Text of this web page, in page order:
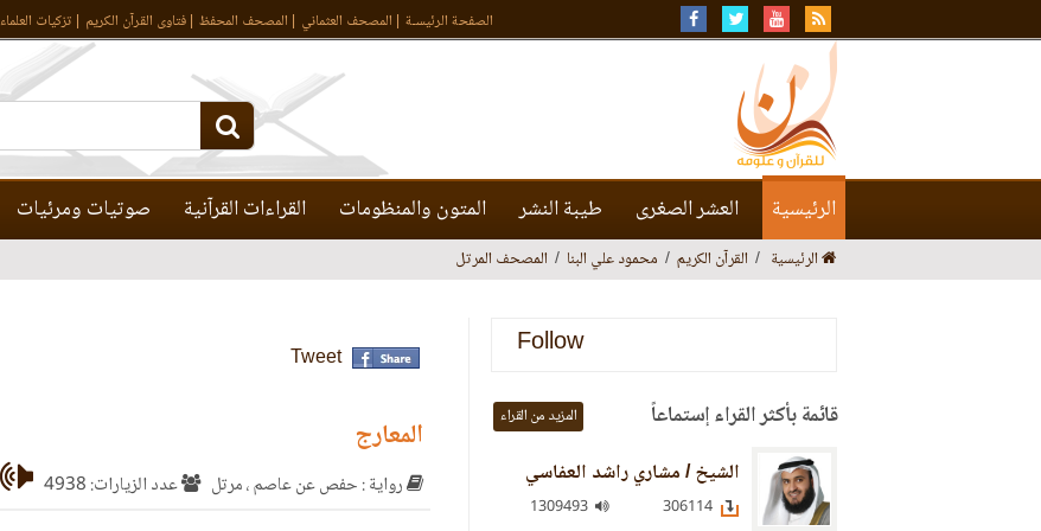
الصفحة الرئيسـة المصحف العثماني المصحف المحفظ فتاوى القرآن الكريم تزكيات العلماء
الرئيسية العشر الصغرى طيبة النشر المتون والمنظومات القراءات القرآنية صوتيات ومرئيات
الرئيسية القرآن الكريم محمود علي البنا المصحف المرتل
Tweet
المعارج
رواية : حفص عن عاصم ، مرتل عدد الزيارات: 4938
Follow
قائمة بأكثر القراء إستماعاً المزيد من القراء
الشيخ / مشاري راشد العفاسي